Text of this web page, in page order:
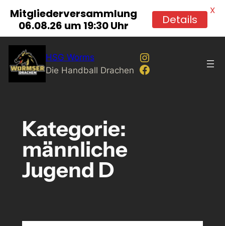
Zum
Inhalt
springen
HSG Worms
Die Handball Drachen
Instagram
Facebook
Kategorie:
männliche
Jugend D
Mitgliederversammlung
06.08.26 um 19:30 Uhr
Details
X